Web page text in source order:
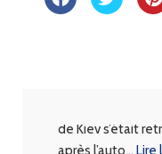
Ukraine :
de Kiev s’était
après l’auto Lire